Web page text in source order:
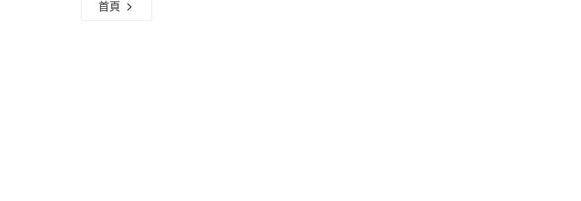
首頁